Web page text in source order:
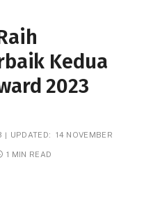
Kedua
2023
UPDATED: 14 NOVEMBER
1 MIN READ